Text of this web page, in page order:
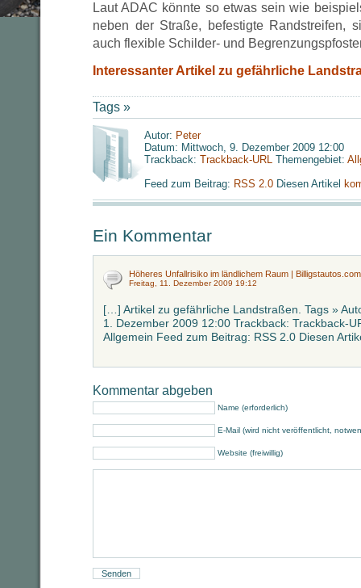
Laut ADAC könnte so etwas sein wie
neben der Straße, befestigte Randstreifen,
auch flexible Schilder- und
Interessanter Artikel zu gefährliche
Tags »
Autor: Peter
Datum: Mittwoch, 9. Dezember 2009 12:00
Trackback: Trackback-URL Themengebiet:
Feed zum Beitrag: RSS 2.0 Diesen Artikel
Ein Kommentar
Höheres Unfallrisiko im ländlichem Raum | Billigstautos.com
Freitag, 11. Dezember 2009 19:12
[…] Artikel zu gefährliche Landstraßen. Tags »
1. Dezember 2009 12:00 Trackback: Trackback-
Allgemein Feed zum Beitrag: RSS 2.0 Diesen
Kommentar abgeben
Name (erforderlich)
E-Mail (wird nicht veröffentlicht,
Website (freiwillig)